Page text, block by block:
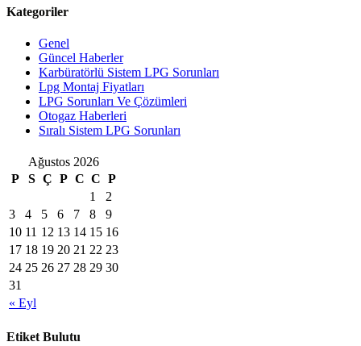
Kategoriler
Genel
Güncel Haberler
Karbüratörlü Sistem LPG Sorunları
Lpg Montaj Fiyatları
LPG Sorunları Ve Çözümleri
Otogaz Haberleri
Sıralı Sistem LPG Sorunları
Ağustos 2026
P
S Ç P C C P
« Eyl
1
2
3
4 5 6 7 8
9
10 11 12 13 14 15 16
17 18 19 20 21 22 23
24 25 26 27 28 29 30
31
Etiket Bulutu